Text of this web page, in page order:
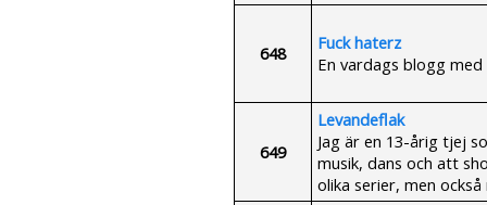
648
Fuck haterz
En vardags blogg
649
Levandeflak
Jag är en 13-årig tjej
musik, dans och att
olika serier, men